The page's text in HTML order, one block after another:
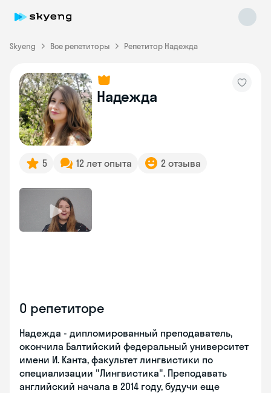
Skyeng Все репетиторы Репетитор Надежда
Надежда
5 12 лет опыта 2 отзыва
О репетиторе
Надежда - дипломированный преподаватель,
окончила Балтийский федеральный университет
имени И. Канта, факультет лингвистики по
специализации "Лингвистика". Преподавать
английский начала в 2014 году, будучи еще
Skyeng Chat
online